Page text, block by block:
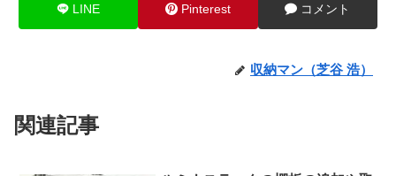
LINE Pinterest コメント
収納マン（芝谷 浩）
関連記事